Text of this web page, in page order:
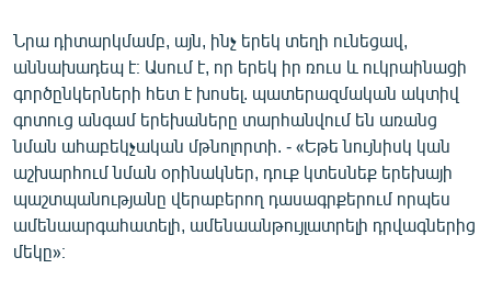
Նրա դիտարկմամբ, այն, ինչ երեկ տեղի ունեցավ,
աննախադեպ է։ Ասում է, որ երեկ իր ռուս և ուկրաինացի
գործընկերների հետ է խոսել. պատերազմական ակտիվ
գոտուց անգամ երեխաները տարհանվում են առանց
նման ահաբեկչական մթնոլորտի. - «Եթե նույնիսկ կան
աշխարհում նման օրինակներ, դուք կտեսնեք երեխայի
պաշտպանությանը վերաբերող դասագրքերում որպես
ամենաարգահատելի, ամենաանթույլատրելի դրվագներից
մեկը»։